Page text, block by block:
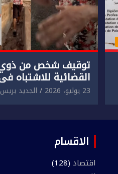
توقيف شخص من ذوي
القضائية للاشتباه
الابتزاز المقرون
في حق سائح أجنبي.
23 يوليو، 2026 الجديد بريس
الاقسام
اقتصاد (128)